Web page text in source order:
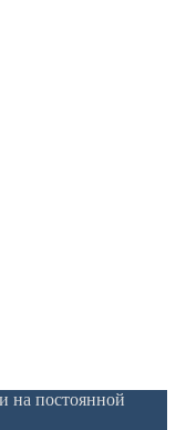
на постоянной